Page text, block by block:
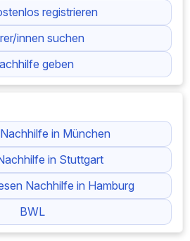
registrieren
innen suchen
geben
in München
in Stuttgart
Nachhilfe in Hamburg
BWL